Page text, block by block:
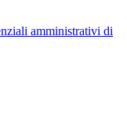
amministrativi di